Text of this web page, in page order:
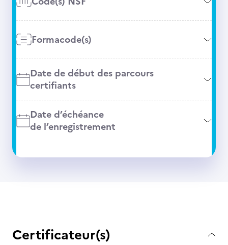
Formacode(s)
Date de début des parcours
certifiants
Date d’échéance
de l’enregistrement
Certificateur(s)